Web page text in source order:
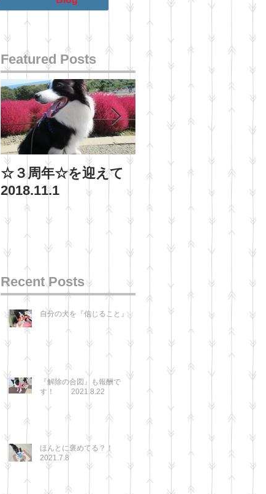
Featured Posts
☆３周年☆を迎えて
2018.11.1
ご褒美、わいろ、ル
アーについて
2015.11.10
Recent Posts
自分の犬を『信じること』
『解除の合図』も報酬で
す！ 2021.8.22
ほんとに褒めてる？！
2021.7.8